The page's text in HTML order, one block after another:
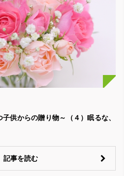
供からの贈り物～（４）眠るな、
記事を読む